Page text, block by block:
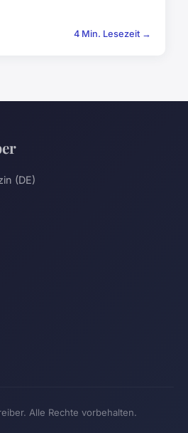
4 Min. Lesezeit →
(DE)
Alle Rechte vorbehalten.